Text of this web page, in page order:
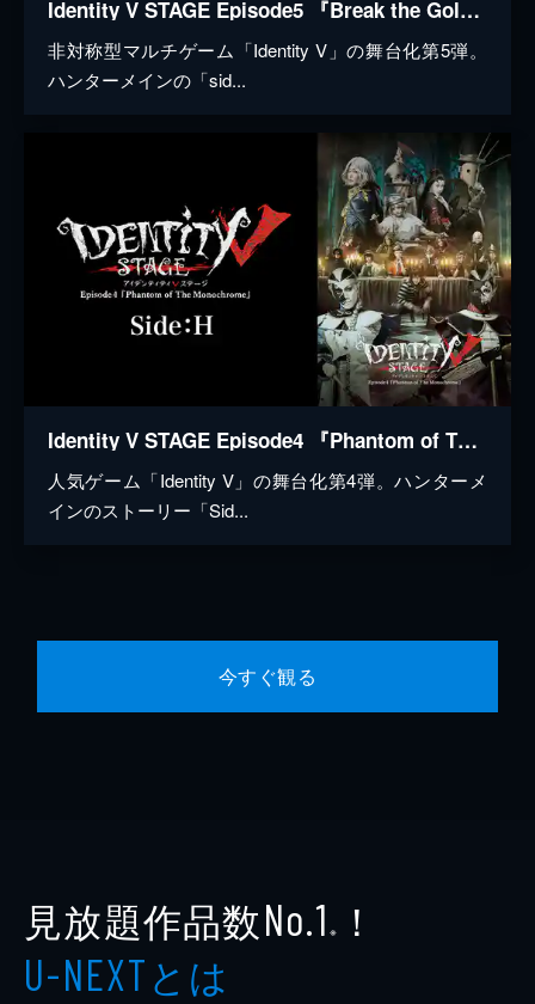
Identity V STAGE Episode5 『Break the Golden Night』side:Night（夜の番人編）
非対称型マルチゲーム「Identity V」の舞台化第5弾。
ハンターメインの「sid...
Identity V STAGE Episode4 『Phantom of The Monochrome』 Side:H
人気ゲーム「Identity V」の舞台化第4弾。ハンターメ
インのストーリー「Sid...
今すぐ観る
見放題作品数No.1 ※ ！
U-NEXTとは